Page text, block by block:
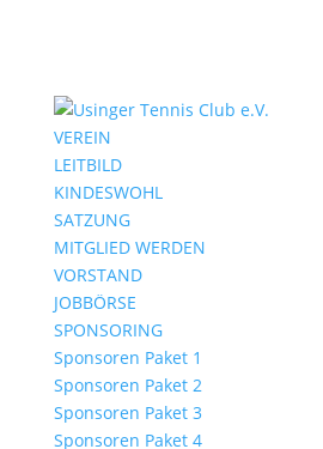
VEREIN
LEITBILD
KINDESWOHL
SATZUNG
MITGLIED WERDEN
VORSTAND
JOBBÖRSE
SPONSORING
Sponsoren Paket 1
Sponsoren Paket 2
Sponsoren Paket 3
Sponsoren Paket 4